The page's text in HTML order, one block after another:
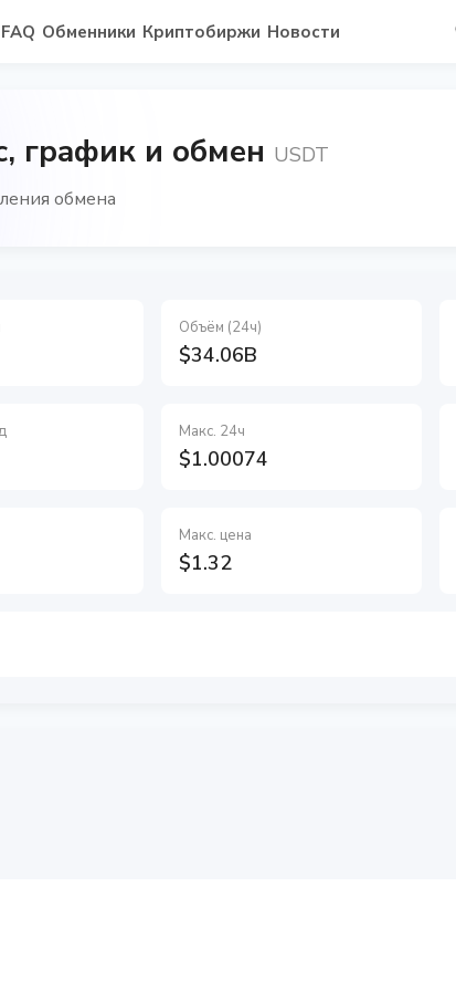
FAQ Обменники Криптобиржи Новости
график и обмен USDT
обмена
Объём (24ч)
$34.06B
Макс. 24ч
$1.00074
Макс. цена
$1.32